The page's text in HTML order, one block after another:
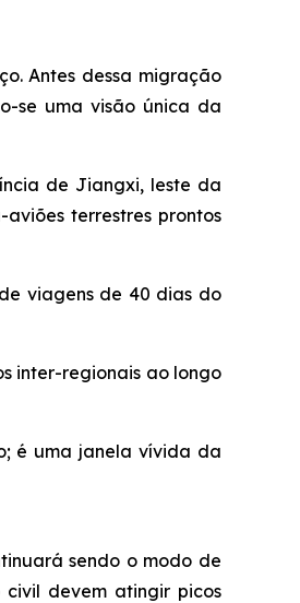
Antes dessa migração
se uma visão única da
de Jiangxi, leste da
terrestres prontos
viagens de 40 dias do
inter-regionais ao longo
é uma janela vívida da
sendo o modo de
devem atingir picos